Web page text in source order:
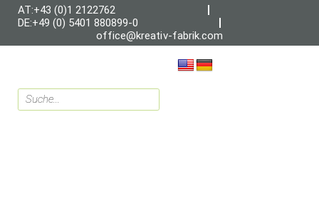
AT:+43 (0)1 2122762
DE:+49 (0) 5401 880899-0
office@kreativ-fabrik.com